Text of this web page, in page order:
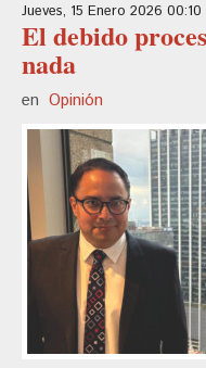
Jueves, 15 Enero 2026 00:10
El debido
nada
en Opinión